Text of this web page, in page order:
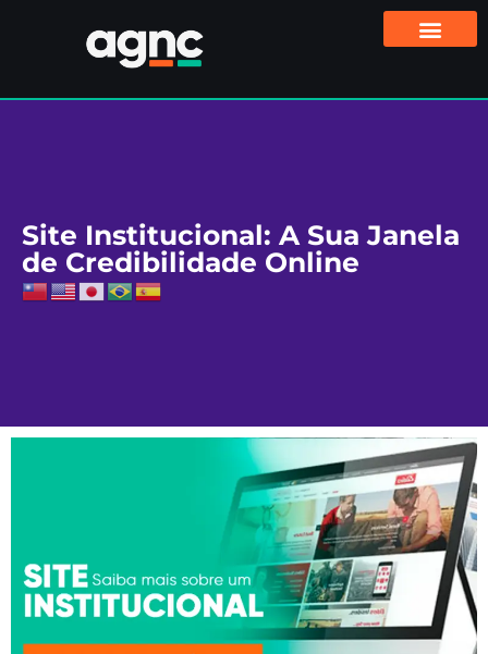
Site Institucional: A Sua Janela
de Credibilidade Online